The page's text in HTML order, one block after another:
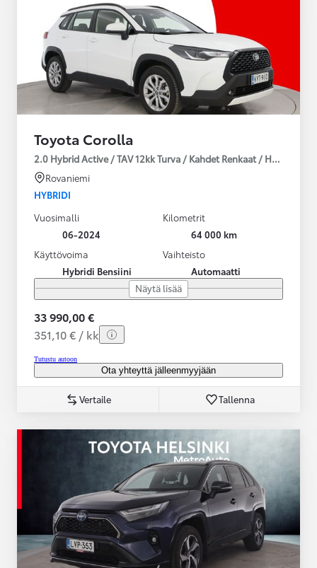
Toyota Corolla
2.0 Hybrid Active / TAV 12kk Turva / Kahdet Renkaat /
Rovaniemi
HYBRIDI
Vuosimalli
06-2024
Kilometrit
64 000 km
Käyttövoima
Hybridi Bensiini
Vaihteisto
Automaatti
Näytä lisää
33 990,00 €
351,10 € / kk
Tutustu autoon
Ota yhteyttä jälleenmyyjään
Vertaile Tallenna